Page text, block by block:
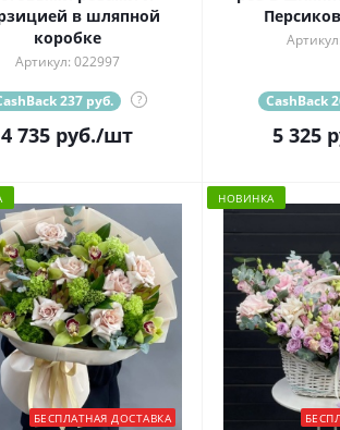
в шляпной
коробке
Артикул: 022997
237 руб. ?
4 735 руб./шт
CashBack
5 325
БЕСПЛАТНАЯ ДОСТАВКА
НОВИНКА